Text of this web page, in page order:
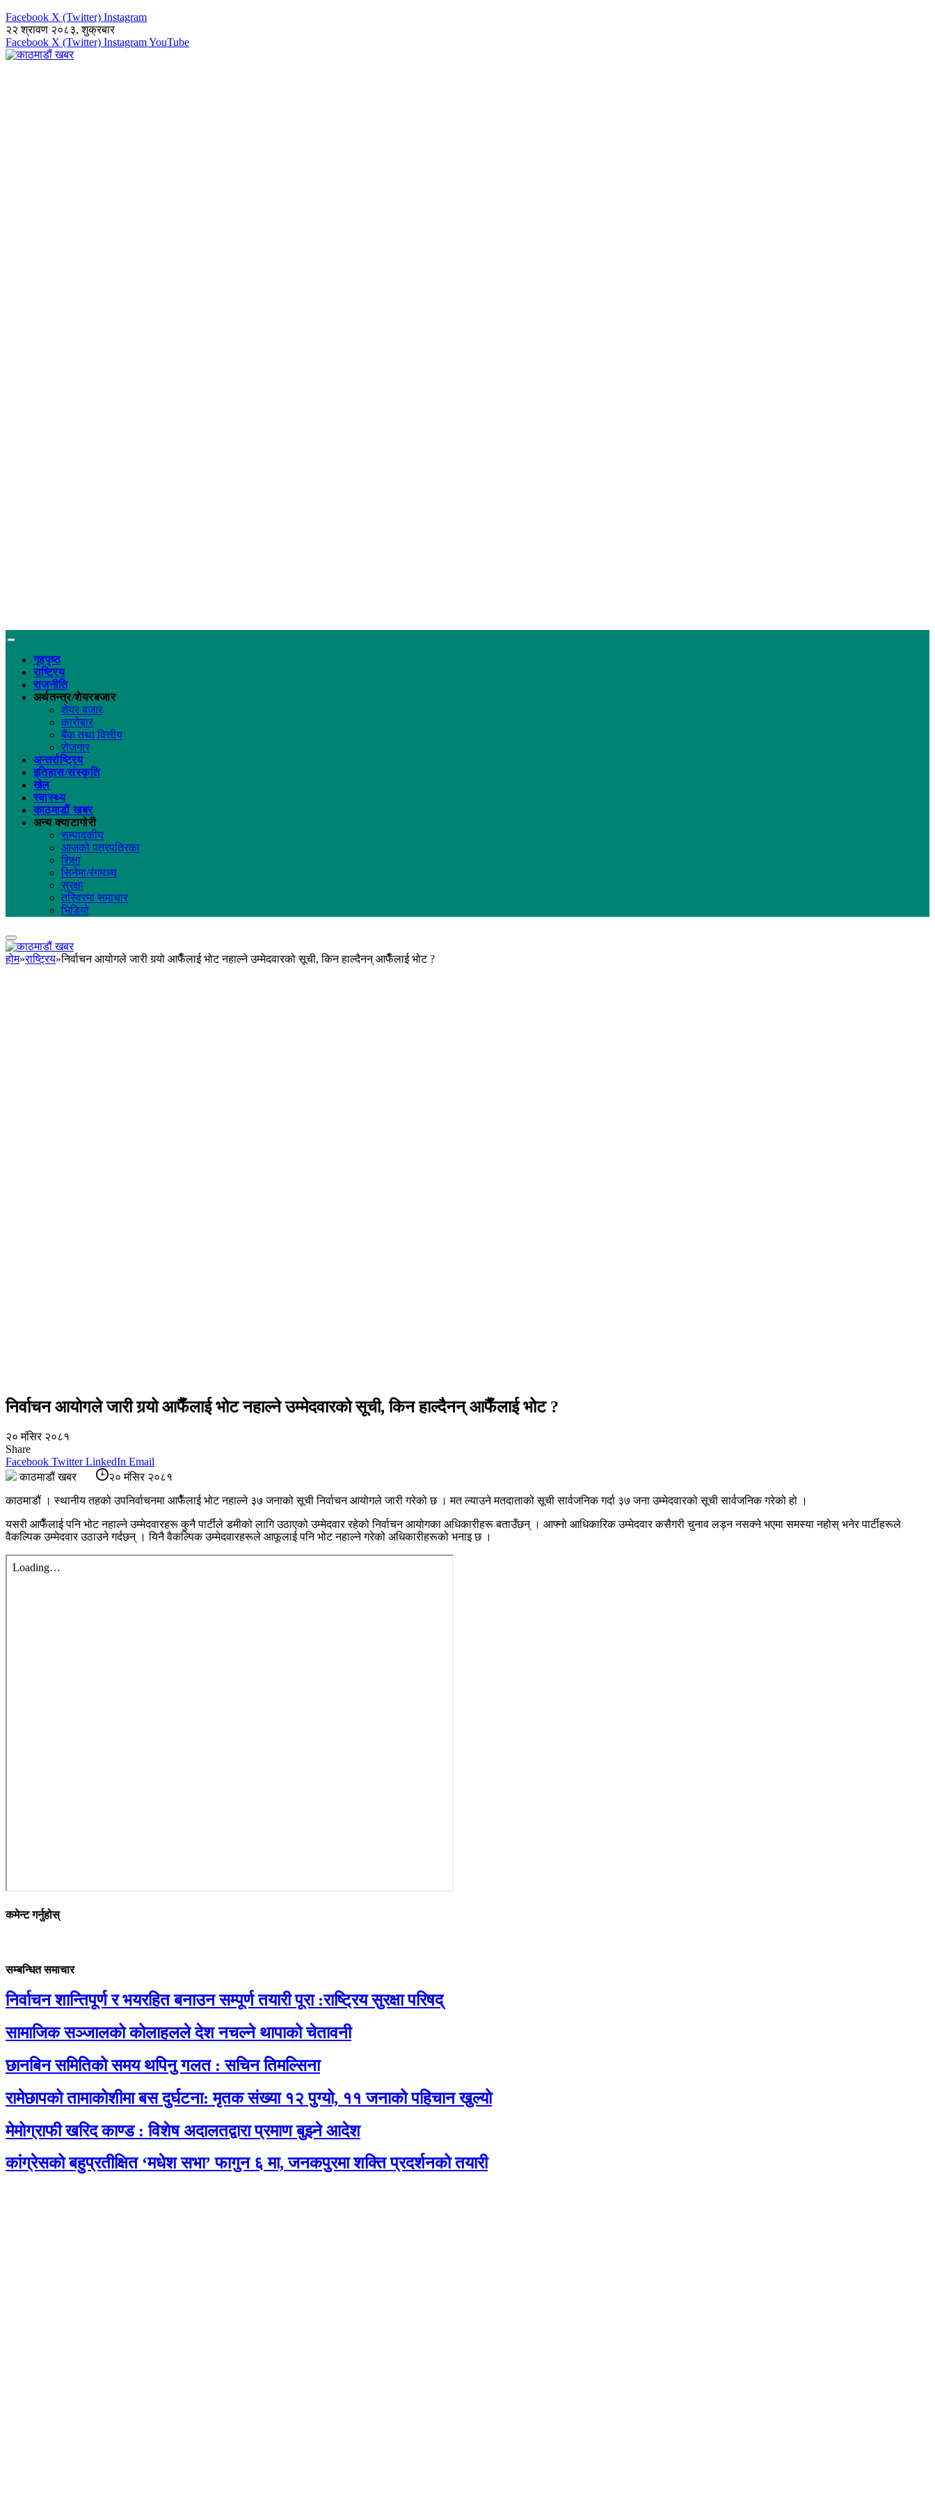
Facebook X (Twitter) Instagram
२२ श्रावण २०८३, शुक्रबार
Facebook X (Twitter) InstagramYouTube
गृहपृष्ठ
राष्ट्रिय
राजनीति
अर्थतन्त्र/शेयरबजार
शेयर बजार
कारोबार
बैंक तथा वित्तीय
रोजगार
अन्तर्राष्ट्रिय
इतिहास/संस्कृति
खेल
स्वास्थ्य
काठमाडौं खबर
अन्य क्याटागोरी
सम्पादकीय
आजको पत्रपत्रिका
शिक्षा
सिनेमा/रंगमञ्च
सुरक्षा
तस्विरमा समाचार
भिडियो
होम»राष्ट्रिय»निर्वाचन आयोगले जारी गर्‍यो आफैँलाई भोट नहाल्ने उम्मेदवारको सूची, किन हाल्दैनन् आफैँलाई भोट ?
निर्वाचन आयोगले जारी गर्‍यो आफैँलाई भोट नहाल्ने उम्मेदवारको सूची, किन हाल्दैनन् आफैँलाई भोट ?
२० मंसिर २०८१
Share
Facebook Twitter LinkedIn Email
काठमाडौं खबर
२० मंसिर २०८१
काठमाडौं । स्थानीय तहको उपनिर्वाचनमा आफैँलाई भोट नहाल्ने ३७ जनाको सूची निर्वाचन आयोगले जारी गरेको छ । मत ल्याउने मतदाताको सूची सार्वजनिक गर्दा ३७ जना उम्मेदवारको सूची सार्वजनिक गरेको हो ।
यसरी आफैँलाई पनि भोट नहाल्ने उम्मेदवारहरू कुनै पार्टीले डमीको लागि उठाएको उम्मेदवार रहेको निर्वाचन आयोगका अधिकारीहरू बताउँछन् । आफ्नो आधिकारिक उम्मेदवार कसैगरी चुनाव लड्न नसक्ने भएमा समस्या नहोस् भनेर पार्टीहरूले
वैकल्पिक उम्मेदवार उठाउने गर्दछन् । यिनै वैकल्पिक उम्मेदवारहरूले आफूलाई पनि भोट नहाल्ने गरेको अधिकारीहरूको भनाइ छ ।
कमेन्ट गर्नुहोस्
सम्बन्धित समाचार
निर्वाचन शान्तिपूर्ण र भयरहित बनाउन सम्पूर्ण तयारी पूरा :राष्ट्रिय सुरक्षा परिषद्
सामाजिक सञ्जालको कोलाहलले देश नचल्ने थापाको चेतावनी
छानबिन समितिको समय थपिनु गलत : सचिन तिमल्सिना
रामेछापको तामाकोशीमा बस दुर्घटना: मृतक संख्या १२ पुग्यो, ११ जनाको पहिचान खुल्यो
मेमोग्राफी खरिद काण्ड : विशेष अदालतद्वारा प्रमाण बुझ्ने आदेश
कांग्रेसको बहुप्रतीक्षित ‘मधेश सभा’ फागुन ६ मा, जनकपुरमा शक्ति प्रदर्शनको तयारी